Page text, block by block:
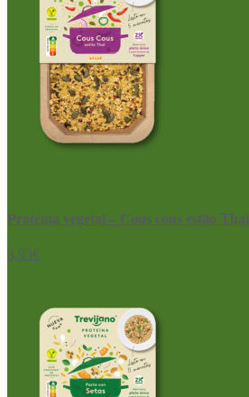
Proteína vegetal – Cous cous estilo Thai
3,93€